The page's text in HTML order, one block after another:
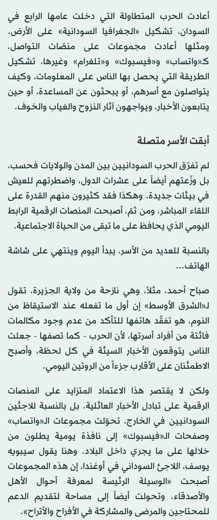
أعادت الحرب المتطاولة التي دخلت عامها الرابع في
السودان، تشكيل «الجغرافيا السودانية» على الأرض.
ومثلها أعادت مجموعات على منصّات التواصل،
كـ«واتساب» و«فيسبوك» و«تلغرام» وغيرها، تشكيل
الطريقة التي يحصل بها الناس على المعلومات، وكيف
يتواصلون مع أسرهم، أو يبحثون عن المساعدة، أو حين
يتابعون الأخبار، ويواجهون آثار النزوح والغياب والخوف.
أبقت الأسر متصلة
لم تفرّق الحرب السودانيين بين المدن والولايات فحسب،
بل وزّعتهم أيضاً على عشرات الدول، واضطرتهم للعيش
في بيئات جديدة. وهكذا فقد كثيرون منهم القدرة على
اللقاء المباشر، ومن ثمّ، أصبحت المنصات الرقمية الرابط
اليومي الذي يحافظ على ما تبقى من الحياة الاجتماعية.
بالنسبة للعديد من الأسر، يبدأ اليوم وينتهي على شاشة
الهاتف...
صباح أحمد، مثلاً، وهي نازحة من ولاية الجزيرة، تقول
لـ«الشرق الأوسط» إن أول ما تفعله عند الاستيقاظ من
النوم، هو تفقّد هاتفها للتأكد من عدم وجود مكالمات
فائتة من أفراد أسرتها، لأن الحرب - كما تصفها - جعلت
الناس يتوقعون الأخبار السيئة في كل لحظة، وأصبح
الاطمئنان على الأقارب جزءاً من الروتين اليومي.
ولكن لا يقتصر هذا الاعتماد المتزايد على المنصات
الرقمية على تبادل الأخبار العائلية. بل بالنسبة للاجئين
السودانيين في الخارج، تحوّلت مجموعات الـ«واتساب»
وصفحات الـ«فيسبوك» إلى نافذة يومية يطلون من
خلالها على ما يجري داخل البلاد. وهنا يقول سيبويه
يوسف، اللاجئ السوداني في أوغندا، إن هذه المجموعات
أصبحت «الوسيلة الرئيسة لمعرفة أحوال الأهل
والأصدقاء، وتحولت أيضاً إلى مساحة لتقديم الدعم
للمحتاجين والمرضى والمشاركة في الأفراح والأتراح».